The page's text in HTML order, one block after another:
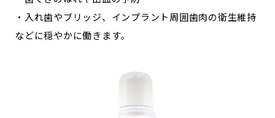
・入れ歯やブリッジ、インプラント周囲歯肉の衛生維持
などに穏やかに働きます。